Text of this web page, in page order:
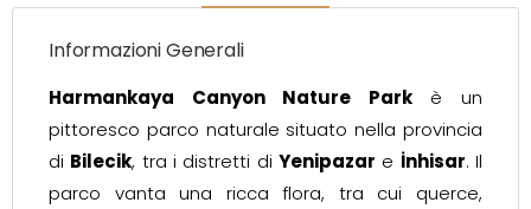
Informazioni Generali
Harmankaya Canyon Nature Parkè un
pittoresco parco naturale situato nella provincia
di Bilecik, tra i distretti diYenipazar e İnhisar. Il
parco vanta una ricca flora, tra cui querce,